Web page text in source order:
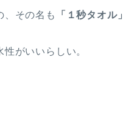
、その名も 「１秒タオル」
性がいいらしい。